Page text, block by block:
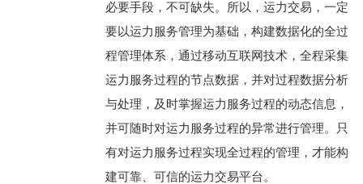
必要手段，不可缺失。所以，运力交易，一定
要以运力服务管理为基础，构建数据化的全过
程管理体系，通过移动互联网技术，全程采集
运力服务过程的节点数据，并对过程数据分析
与处理，及时掌握运力服务过程的动态信息，
并可随时对运力服务过程的异常进行管理。只
有对运力服务过程实现全过程的管理，才能构
建可靠、可信的运力交易平台。